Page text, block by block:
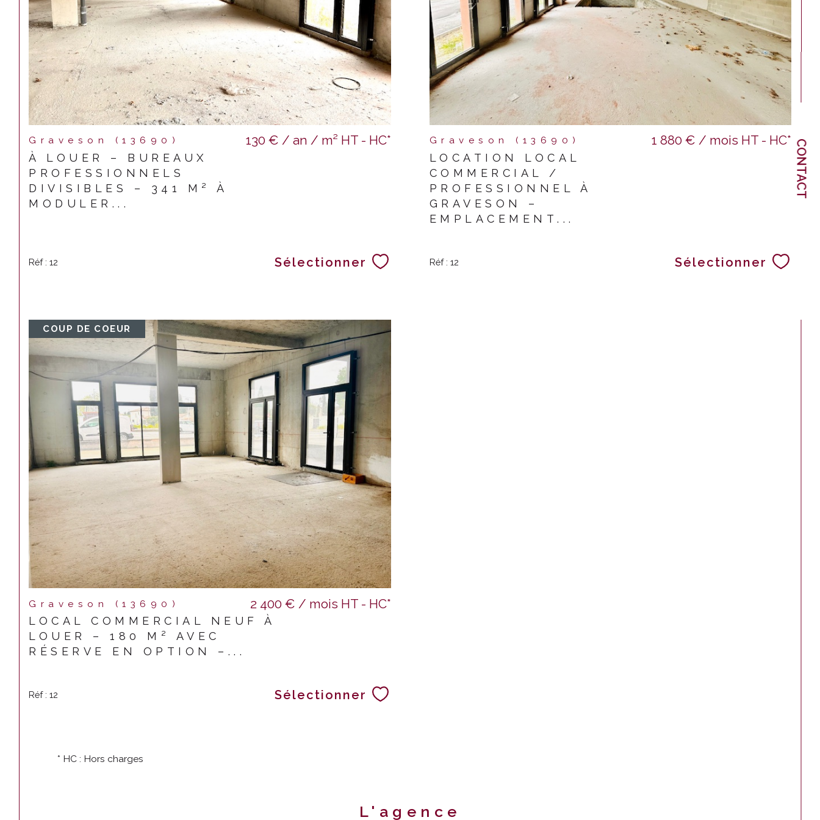
CONTACT
Graveson (13690)
À LOUER – BUREAUX
PROFESSIONNELS
DIVISIBLES – 341 M² À
MODULER...
130 € / an / m² HT - HC*
Réf : 12 Sélectionner
Graveson (13690)
LOCATION LOCAL
COMMERCIAL /
PROFESSIONNEL À
GRAVESON –
EMPLACEMENT...
1 880 € / mois HT - HC*
Réf : 12 Sélectionner
COUP DE COEUR
Graveson (13690)
LOCAL COMMERCIAL NEUF À
LOUER – 180 M² AVEC
RÉSERVE EN OPTION –...
2 400 € / mois HT - HC*
Réf : 12 Sélectionner
* HC : Hors charges
L'agence